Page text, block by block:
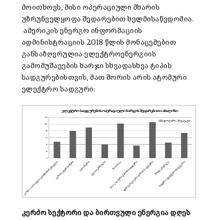
მოითხოვს, მისი ოპერაციული მხარის
უზრუნველყოფა შედარებით ხელმისაწვდომია.
ამერიკის ენერგო ინფორმაციის
ადმინისტრაციის 2018 წლის მონაცემებით
განსაზღვრულია ელექტროენერგიის
გამომუშავების ხარჯი სხვადასხვა ტიპის
სადგურებისთვის, მათ შორის არის ატომური
ელექტრო სადგური:
კერძო სექტორი და ბირთვული ენერგია დღეს